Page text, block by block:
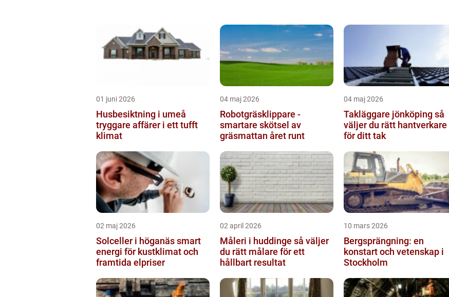
01 juni 2026
Husbesiktning i umeå
tryggare affärer i ett tufft
klimat
04 maj 2026
Robotgräsklippare -
smartare skötsel av
gräsmattan året runt
04 maj 2026
Takläggare jönköping så
väljer du rätt hantverkare
för ditt tak
02 maj 2026
Solceller i höganäs smart
energi för kustklimat och
framtida elpriser
02 april 2026
Måleri i huddinge så väljer
du rätt målare för ett
hållbart resultat
10 mars 2026
Bergsprängning: en
konstart och vetenskap i
Stockholm